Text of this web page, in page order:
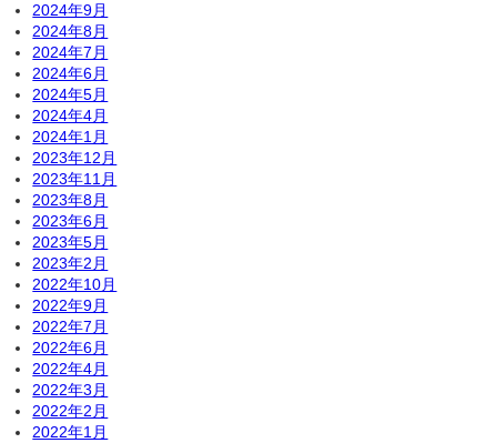
2024年9月
2024年8月
2024年7月
2024年6月
2024年5月
2024年4月
2024年1月
2023年12月
2023年11月
2023年8月
2023年6月
2023年5月
2023年2月
2022年10月
2022年9月
2022年7月
2022年6月
2022年4月
2022年3月
2022年2月
2022年1月